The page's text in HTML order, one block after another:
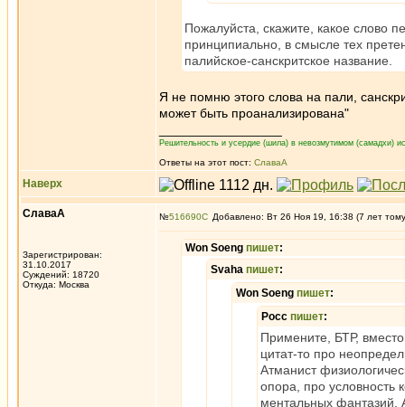
Пожалуйста, скажите, какое слово
принципиально, в смысле тех
палийское-санскритское название.
Я не помню этого слова на пали,
может быть проанализирована"
Решительность и усердие (шила) в невозмутимом (самадхи)
Ответы на этот пост: СлаваА
Наверх
СлаваА
Зарегистрирован:
31.10.2017
Суждений: 18720
Откуда: Москва
№516690 Добавлено: Вт 26 Ноя 19, 16:38 (7 лет
Won Soeng пишет:
Svaha пишет:
Won Soeng пишет:
Росс пишет:
Примените, БТР,
цитат-то про
Атманист
опора, про условность
ментальных фантазий.